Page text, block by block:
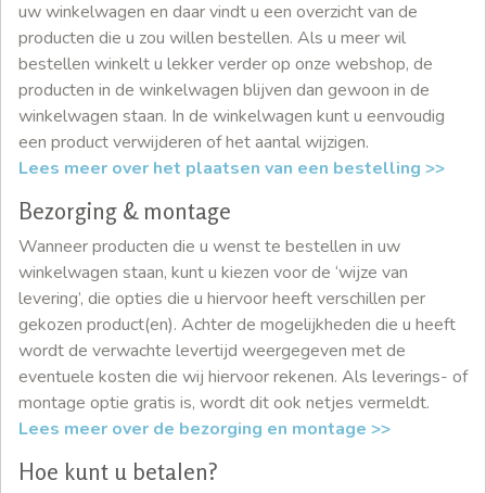
uw winkelwagen en daar vindt u een overzicht van de
producten die u zou willen bestellen. Als u meer wil
bestellen winkelt u lekker verder op onze webshop, de
producten in de winkelwagen blijven dan gewoon in de
winkelwagen staan. In de winkelwagen kunt u eenvoudig
een product verwijderen of het aantal wijzigen.
Lees meer over het plaatsen van een bestelling >>
Bezorging & montage
Wanneer producten die u wenst te bestellen in uw
winkelwagen staan, kunt u kiezen voor de ‘wijze van
levering’, die opties die u hiervoor heeft verschillen per
gekozen product(en). Achter de mogelijkheden die u heeft
wordt de verwachte levertijd weergegeven met de
eventuele kosten die wij hiervoor rekenen. Als leverings- of
montage optie gratis is, wordt dit ook netjes vermeldt.
Lees meer over de bezorging en montage >>
Hoe kunt u betalen?